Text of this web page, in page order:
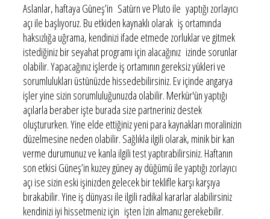
Aslanlar, haftaya Güneş’in Satürn ve Pluto ile yaptığı zorlayıcı
açı ile başlıyoruz. Bu etkiden kaynaklı olarak iş ortamında
haksızlığa uğrama, kendinizi ifade etmede zorluklar ve gitmek
istediğiniz bir seyahat programı için alacağınız izinde sorunlar
olabilir. Yapacağınız işlerde iş ortamının gereksiz yükleri ve
sorumlulukları üstünüzde hissedebilirsiniz. Ev içinde angarya
işler yine sizin sorumluluğunuzda olabilir. Merkür'ün yaptığı
açılarla beraber işte burada size partneriniz destek
oluştururken. Yine elde ettiğiniz yeni para kaynakları moralinizin
düzelmesine neden olabilir. Sağlıkla ilgili olarak, minik bir kan
verme durumunuz ve kanla ilgili test yaptırabilirsiniz. Haftanın
son etkisi Güneş’in kuzey güney ay düğümü ile yaptığı zorlayıcı
açı ise sizin eski işinizden gelecek bir teklifle karşı karşıya
bırakabilir. Yine iş dünyası ile ilgili radikal kararlar alabilirsiniz
kendinizi iyi hissetmeniz için işten İzin almanız gerekebilir.